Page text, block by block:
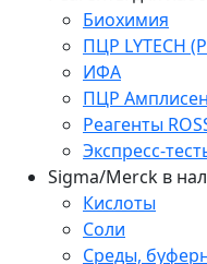
Биохимия
ПЦР LYTECH
ИФА
ПЦР
Реагенты
Экспресс-
Sigma/Merck в
Кислоты
Соли
Среды,